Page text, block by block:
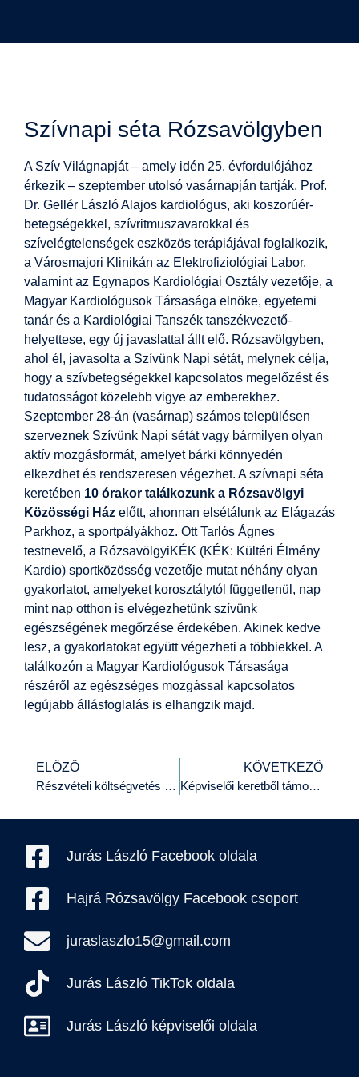
Szívnapi séta Rózsavölgyben
A Szív Világnapját – amely idén 25. évfordulójához
érkezik – szeptember utolsó vasárnapján tartják. Prof.
Dr. Gellér László Alajos kardiológus, aki koszorúér-
betegségekkel, szívritmuszavarokkal és
szívelégtelenségek eszközös terápiájával foglalkozik,
a Városmajori Klinikán az Elektrofiziológiai Labor,
valamint az Egynapos Kardiológiai Osztály vezetője, a
Magyar Kardiológusok Társasága elnöke, egyetemi
tanár és a Kardiológiai Tanszék tanszékvezető-
helyettese, egy új javaslattal állt elő. Rózsavölgyben,
ahol él, javasolta a Szívünk Napi sétát, melynek célja,
hogy a szívbetegségekkel kapcsolatos megelőzést és
tudatosságot közelebb vigye az emberekhez.
Szeptember 28-án (vasárnap) számos településen
szerveznek Szívünk Napi sétát vagy bármilyen olyan
aktív mozgásformát, amelyet bárki könnyedén
elkezdhet és rendszeresen végezhet. A szívnapi séta
keretében 10 órakor találkozunk a Rózsavölgyi
Közösségi Ház előtt, ahonnan elsétálunk az Elágazás
Parkhoz, a sportpályákhoz. Ott Tarlós Ágnes
testnevelő, a RózsavölgyiKÉK (KÉK: Kültéri Élmény
Kardio) sportközösség vezetője mutat néhány olyan
gyakorlatot, amelyeket korosztálytól függetlenül, nap
mint nap otthon is elvégezhetünk szívünk
egészségének megőrzése érdekében. Akinek kedve
lesz, a gyakorlatokat együtt végezheti a többiekkel. A
találkozón a Magyar Kardiológusok Társasága
részéről az egészséges mozgással kapcsolatos
legújabb állásfoglalás is elhangzik majd.
ELŐZŐ
Részvételi költségvetés – már lehet szavazni
KÖVETKEZŐ
Képviselői keretből támogatás az iskolának és civileknek
Jurás László képviselői oldala
Jurás László Facebook oldala
Hajrá Rózsavölgy Facebook csoport
juraslaszlo15@gmail.com
Jurás László TikTok oldala